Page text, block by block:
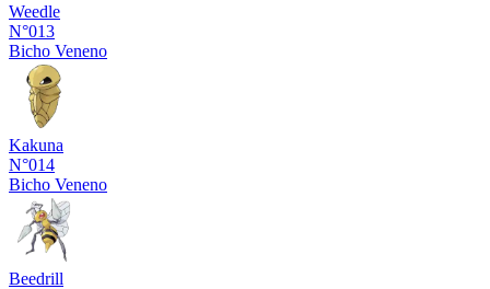
Weedle
N°013
Bicho Veneno
Kakuna
N°014
Bicho Veneno
Beedrill